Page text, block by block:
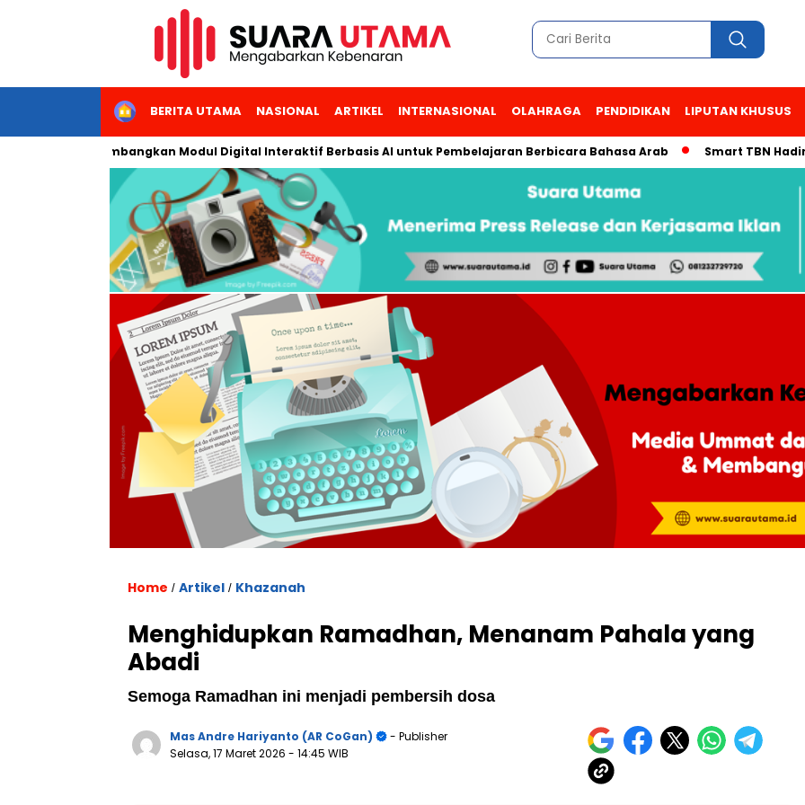
HOMEBERITA UTAMA NASIONAL ARTIKEL INTERNASIONAL OLAHRAGA PENDIDIKAN LIPUTAN KHUSUS
Kembangkan Modul Digital Interaktif Berbasis AI untuk Pembelajaran Berbicara Bahasa Arab Smart TBN Hadir di
Home / Artikel / Khazanah
Menghidupkan Ramadhan, Menanam Pahala yang
Abadi
Semoga Ramadhan ini menjadi pembersih dosa
Mas Andre Hariyanto (AR CoGan)
- Publisher
Selasa, 17 Maret 2026 - 14:45 WIB